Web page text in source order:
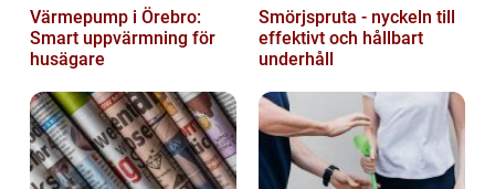
Värmepump i Örebro:
Smart uppvärmning för
husägare
Smörjspruta - nyckeln till
effektivt och hållbart
underhåll